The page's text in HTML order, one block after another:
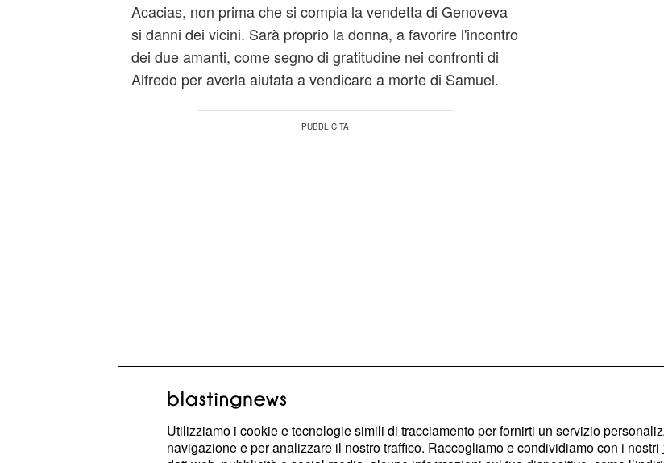
Acacias, non prima che si compia la vendetta di Genoveva
si danni dei vicini. Sarà proprio la donna, a favorire l'incontro
dei due amanti, come segno di gratitudine nei confronti di
Alfredo per averla aiutata a vendicare a morte di Samuel.
Una vita, anticipazioni: Alfredo e
Genoveva si vendicano dei vicini
Nuovi intrighi terranno con il fiato sospesoi fan di Una vita
Utilizziamo i cookie e tecnologie simili di tracciamento per fornirti un servizio
navigazione e per analizzare il nostro traffico. Raccogliamo e condividiamo con i nostri